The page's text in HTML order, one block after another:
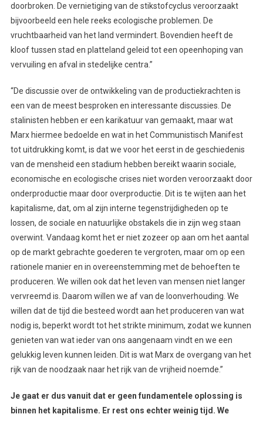
doorbroken. De vernietiging van de stikstofcyclus veroorzaakt
bijvoorbeeld een hele reeks ecologische problemen. De
vruchtbaarheid van het land vermindert. Bovendien heeft de
kloof tussen stad en platteland geleid tot een opeenhoping van
vervuiling en afval in stedelijke centra.”
“De discussie over de ontwikkeling van de productiekrachten is
een van de meest besproken en interessante discussies. De
stalinisten hebben er een karikatuur van gemaakt, maar wat
Marx hiermee bedoelde en wat in het Communistisch Manifest
tot uitdrukking komt, is dat we voor het eerst in de geschiedenis
van de mensheid een stadium hebben bereikt waarin sociale,
economische en ecologische crises niet worden veroorzaakt door
onderproductie maar door overproductie. Dit is te wijten aan het
kapitalisme, dat, om al zijn interne tegenstrijdigheden op te
lossen, de sociale en natuurlijke obstakels die in zijn weg staan
overwint. Vandaag komt het er niet zozeer op aan om het aantal
op de markt gebrachte goederen te vergroten, maar om op een
rationele manier en in overeenstemming met de behoeften te
produceren. We willen ook dat het leven van mensen niet langer
vervreemd is. Daarom willen we af van de loonverhouding. We
willen dat de tijd die besteed wordt aan het produceren van wat
nodig is, beperkt wordt tot het strikte minimum, zodat we kunnen
genieten van wat ieder van ons aangenaam vindt en we een
gelukkig leven kunnen leiden. Dit is wat Marx de overgang van het
rijk van de noodzaak naar het rijk van de vrijheid noemde.”
Je gaat er dus vanuit dat er geen fundamentele oplossing is
binnen het kapitalisme. Er rest ons echter weinig tijd. We